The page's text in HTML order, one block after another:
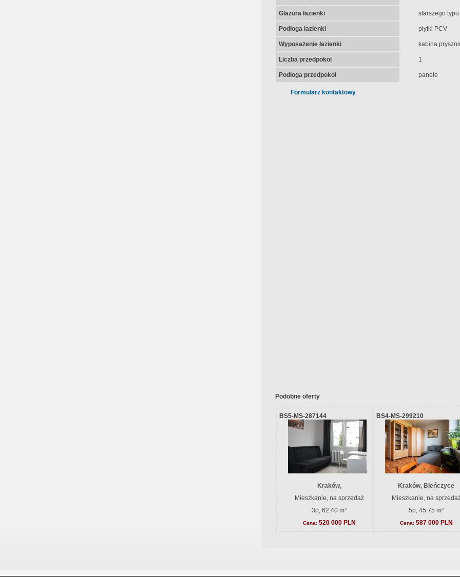
Glazura łazienki starszego typu
Podłoga łazienki płytki PCV
Wyposażenie łazienki kabina
Liczba przedpokoi 1
Podłoga przedpokoi panele
Formularz kontaktowy
Podobne oferty
BS5-MS-287144
Kraków,
Mieszkanie, na sprzedaż
3p, 62.40 m²
Cena: 520 000 PLN
BS4-MS-299210
Kraków, Bieńczyce
Mieszkanie, na
5p, 45.75 m²
Cena: 587 000 PLN